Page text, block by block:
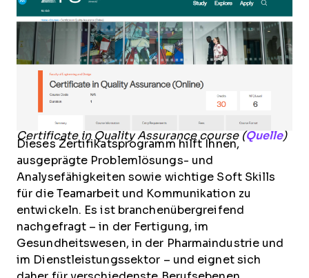
Certificate in Quality Assurance course (Quelle)
Dieses Zertifikatsprogramm hilft Ihnen,
ausgeprägte Problemlösungs- und
Analysefähigkeiten sowie wichtige Soft Skills
für die Teamarbeit und Kommunikation zu
entwickeln. Es ist branchenübergreifend
nachgefragt – in der Fertigung, im
Gesundheitswesen, in der Pharmaindustrie und
im Dienstleistungssektor – und eignet sich